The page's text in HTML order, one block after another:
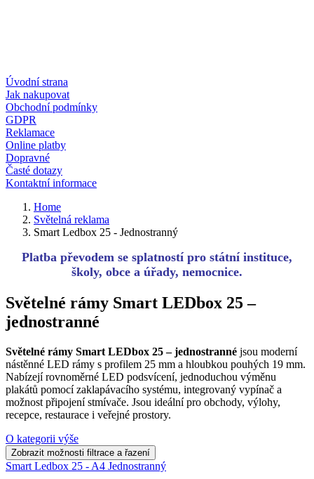
Úvodní strana
Jak nakupovat
Obchodní podmínky
GDPR
Reklamace
Online platby
Dopravné
Časté dotazy
Kontaktní informace
Home
Světelná reklama
Smart Ledbox 25 - Jednostranný
Platba převodem se splatností pro státní instituce,
školy, obce a úřady, nemocnice.
Světelné rámy Smart LEDbox 25 –
jednostranné
Světelné rámy Smart LEDbox 25 – jednostranné jsou moderní
nástěnné LED rámy s profilem 25 mm a hloubkou pouhých 19 mm.
Nabízejí rovnoměrné LED podsvícení, jednoduchou výměnu
plakátů pomocí zaklapávacího systému, integrovaný vypínač a
možnost připojení stmívače. Jsou ideální pro obchody, výlohy,
recepce, restaurace i veřejné prostory.
O kategorii výše
Smart Ledbox 25 - A4 Jednostranný